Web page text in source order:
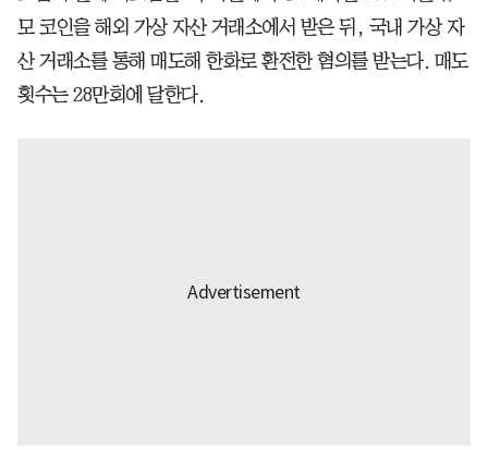
모 코인을 해외 가상 자산 거래소에서 받은 뒤, 국내 가상 자
산 거래소를 통해 매도해 한화로 환전한 혐의를 받는다. 매도
횟수는 28만회에 달한다.